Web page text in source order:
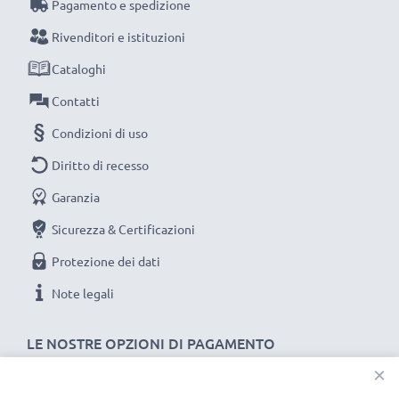
LE NOSTRE OPZIONI DI PAGAMENTO
Pagamento e spedizione
Rivenditori e istituzioni
Cataloghi
Contatti
Condizioni di uso
Diritto di recesso
Garanzia
Sicurezza & Certificazioni
Protezione dei dati
Note legali
×